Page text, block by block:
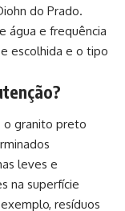
do Prado.
água e frequência
escolhida e o tipo
o granito preto
leves e
na superfície
resíduos